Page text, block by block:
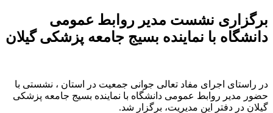
برگزاری نشست مدیر روابط عمومی
دانشگاه با نماینده بسیج جامعه پزشکی گیلان
در راستای اجرای مفاد تعالی جوانی جمعیت در استان ، نشستی با
حضور مدیر روابط عمومی دانشگاه با نماینده بسیج جامعه پزشکی
گیلان در دفتر این مدیریت، برگزار شد.